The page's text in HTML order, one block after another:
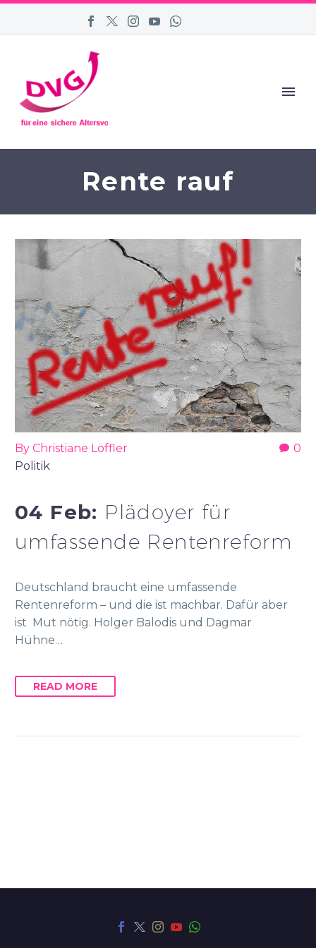
Rente rauf
0
By Christiane Löffler
Politik
04 Feb: Plädoyer für
umfassende Rentenreform
Deutschland braucht eine umfassende
Rentenreform – und die ist machbar. Dafür aber
ist Mut nötig. Holger Balodis und Dagmar
Hühne…
READ MORE